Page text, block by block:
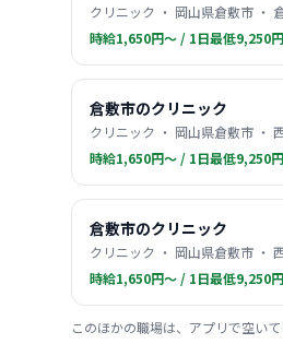
クリニック ・ 岡山県倉敷市 ・
時給1,650円〜 / 1日最低9,250円
倉敷市のクリニック
クリニック ・ 岡山県倉敷市 ・
時給1,650円〜 / 1日最低9,250円
倉敷市のクリニック
クリニック ・ 岡山県倉敷市 ・
時給1,650円〜 / 1日最低9,250円
このほかの職場は、アプリで空い